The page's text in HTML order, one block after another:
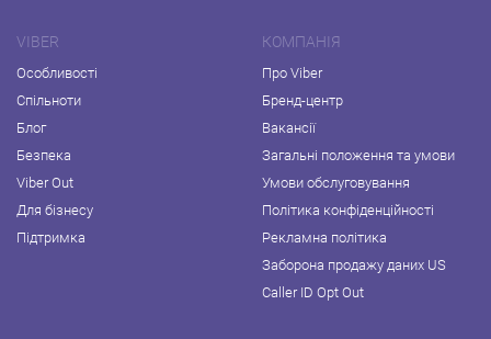
VIBER
Особливості
Спільноти
Блог
Безпека
Viber Out
Для бізнесу
Підтримка
КОМПАНІЯ
Про Viber
Бренд-центр
Вакансії
Загальні положення та умови
Умови обслуговування
Політика конфіденційності
Рекламна політика
Заборона продажу даних US
Caller ID Opt Out